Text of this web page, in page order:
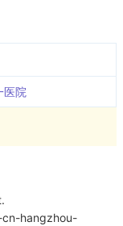
医院
hangzhou-